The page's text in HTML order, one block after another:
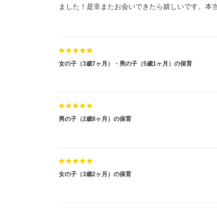
ました！是非またお会いできたら嬉しいです。本
女の子（3歳7ヶ月）・男の子（5歳1ヶ月）の保育
男の子（2歳8ヶ月）の保育
女の子（3歳2ヶ月）の保育